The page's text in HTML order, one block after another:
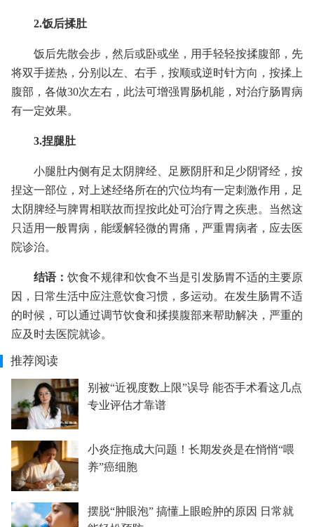
2.饭后揉肚
饭后先散会步，然后或卧或坐，用手轻轻按揉腹部，先
将双手搓热，分别以左、右手，按顺或逆时针方向，按揉上
腹部，各做30次左右，此法可增强胃肠机能，对治疗肠胃病
有一定效果。
3.捏腿肚
小腿肚内侧有足太阴脾经、足厥阴肝和足少阴肾经，按
捏这一部位，对上述经络所在的穴位均有一定刺激作用，足
太阴脾经与脾胃相联故而捏按此处可治疗胃之疾患。当然这
只适用一般胃病，能缓解轻微的胃痛，严重胃病者，应去医
院诊治。
结语： 饮食不规律和饮食不当是引发肠胃不适的主要原
因，日常生活中应注意饮食习惯，多运动。在发生肠胃不适
的时候，可以通过调节饮食和揉摸腹部来帮助解决，严重的
应及时去医院就诊。
推荐阅读
别被“近视度数上限”误导 能否手术看这几点
专业评估才靠谱
小炎症拖成大问题！长期发炎是在悄悄“喂
养”癌细胞
摆脱“肿眼泡” 搞懂上眼睑肿的原因 日常就